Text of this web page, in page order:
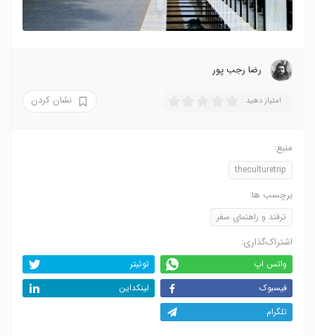
رضا‍ رجب پور
امتیاز دهید نشان کردن
منبع:
theculturetrip
برچسب ها:
ترفند و راهنمای سفر
اشتراک‌گذاری:
واتس اپ
توئیتر
فیسبوک
لینکداین
تلگرام